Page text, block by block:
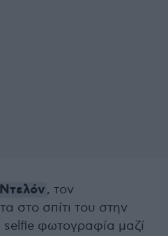
, τον
στο σπίτι του στην
selfie φωτογραφία μαζί